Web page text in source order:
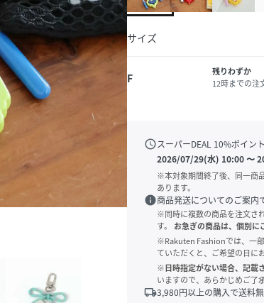
サイズ
F
残りわずか
12時までの注
scheduleスーパーDEAL 10%ポイン
2026/07/29(水) 10:00〜
※本対象期間終了後、同一商
あります。
info商品発送についてのご案内
※同時に複数の商品を注文さ
す。
お急ぎの商品は、個別に
※Rakuten Fashionでは、一
ていただくと、ご希望の日に
※日時指定がない場合、記載
いますので、あらかじめご了
local_shipping3,980円以上の購入で送料